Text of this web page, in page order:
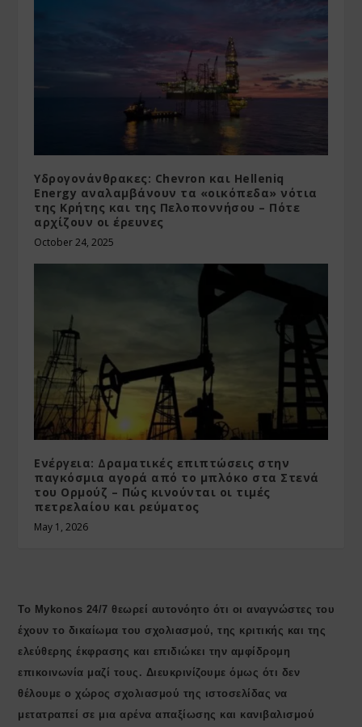
Υδρογονάνθρακες: Chevron και Helleniq
Energy αναλαμβάνουν τα «οικόπεδα» νότια
της Κρήτης και της Πελοποννήσου – Πότε
αρχίζουν οι έρευνες
October 24, 2025
Ενέργεια: Δραματικές επιπτώσεις στην
παγκόσμια αγορά από το μπλόκο στα Στενά
του Ορμούζ – Πώς κινούνται οι τιμές
πετρελαίου και ρεύματος
May 1, 2026
Το Mykonos 24/7 θεωρεί αυτονόητο ότι οι αναγνώστες του
έχουν το δικαίωμα του σχολιασμού, της κριτικής και της
ελεύθερης έκφρασης και επιδιώκει την αμφίδρομη
επικοινωνία μαζί τους. Διευκρινίζουμε όμως ότι δεν
θέλουμε ο χώρος σχολιασμού της ιστοσελίδας να
μετατραπεί σε μια αρένα απαξίωσης και κανιβαλισμού